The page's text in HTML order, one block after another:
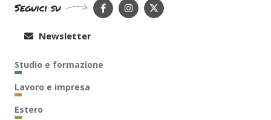
Seguici su
Newsletter
Studio e formazione
Lavoro e impresa
Estero